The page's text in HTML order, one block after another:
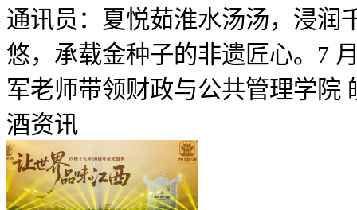
通讯员：夏悦茹淮水汤汤，浸润
悠，承载金种子的非遗匠心。7
军老师带领财政与公共管理学院
酒资讯